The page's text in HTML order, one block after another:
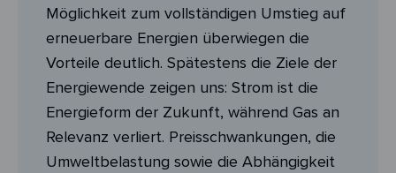
Möglichkeit zum vollständigen Umstieg auf
erneuerbare Energien überwiegen die
Vorteile deutlich. Spätestens die Ziele der
Energiewende zeigen uns: Strom ist die
Energieform der Zukunft, während Gas an
Relevanz verliert. Preisschwankungen, die
Umweltbelastung sowie die Abhängigkeit